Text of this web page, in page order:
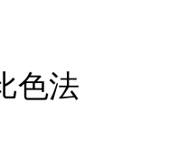
色法